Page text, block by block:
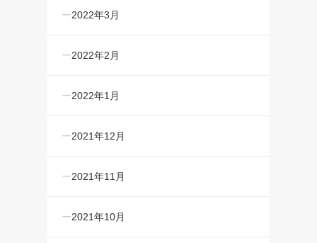
2022年3月
2022年2月
2022年1月
2021年12月
2021年11月
2021年10月